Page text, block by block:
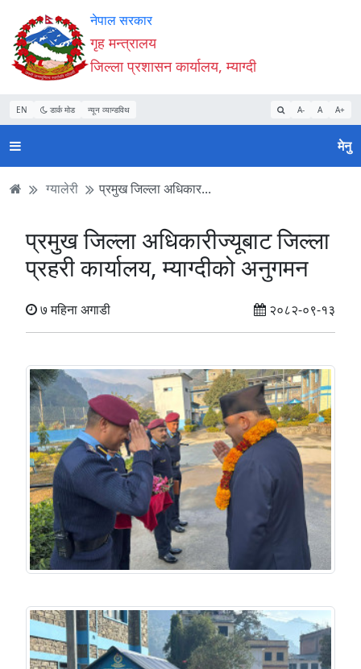
Accessibility
Mode
सुरु
गर्नुहोस्
सामाग्री
पढ्नुहाेस्
नेभिगेसन
पढ्नुहाेस्
वेबसाइट
खोजमा
जानुहोस्
नेपाल सरकार
गृह मन्त्रालय
जिल्ला प्रशासन कार्यालय, म्याग्दी
EN डार्क मोड न्यून व्यान्डविथ A- A A+
मेनु
ग्यालेरी प्रमुख जिल्ला अधिकार...
प्रमुख जिल्ला अधिकारीज्यूबाट जिल्ला
प्रहरी कार्यालय, म्याग्दीको अनुगमन
७ महिना अगाडी २०८२-०९-१३